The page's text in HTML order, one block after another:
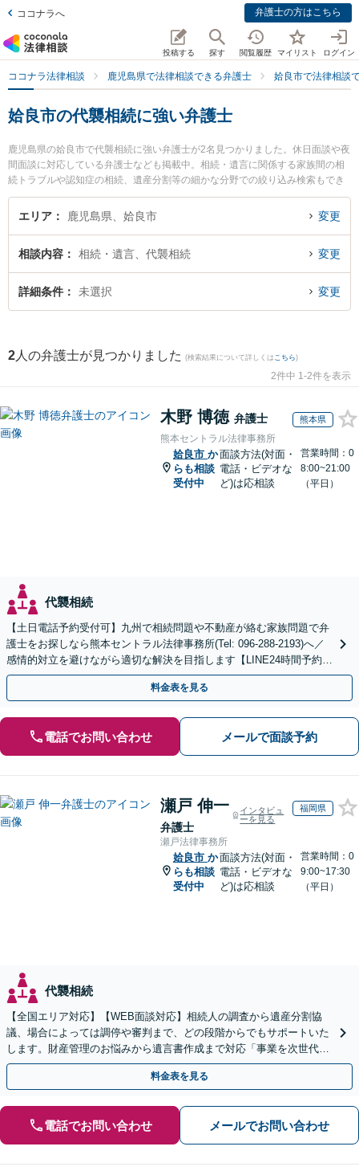
ココナラへ 弁護士の方はこちら
投稿する 探す 閲覧履歴 マイリスト ログイン
ココナラ法律相談 鹿児島県で法律相談できる弁護士 姶良市で法律相談
姶良市の代襲相続に強い弁護士
鹿児島県の姶良市で代襲相続に強い弁護士が2名見つかりました。休日面談や夜
間面談に対応している弁護士なども掲載中。相続・遺言に関係する家族間の相
続トラブルや認知症の相続、遺産分割等の細かな分野での絞り込み検索もでき
便利です。特に宮路法律事務所の宮路 真行弁護士やかじき法律事務所の竹山 真
美弁護士のプロフィール情報や弁護士費用、強みなどが注目されています。
『初回相談無料で代襲相続を法律相談できる姶良市内の弁護士に相談予約した
い』などでお困りの相談者さんにおすすめです。
エリア 鹿児島県、姶良市 変更
相談内容 相続・遺言、代襲相続 変更
詳細条件 未選択 変更
2 人の弁護士が見つかりました (検索結果について詳しくは こちら)
2件中 1-2件を表示
木野 博徳 弁護士 熊本県
熊本セントラル法律事務所
姶良市 か
らも相談
受付中
面談方法(対面・
電話・ビデオな
ど)は応相談
営業時間：0
8:00~21:00
（平日）
代襲相続
【土日電話予約受付可】九州で相続問題や不動産が絡む家族問題で弁
護士をお探しなら熊本セントラル法律事務所(Tel: 096-288-2193)へ／
感情的対立を避けながら適切な解決を目指します【LINE24時間予約受
付可】【休日・夜間相談可】
料金表を見る
電話でお問い合わせ メールで面談予約
瀬戸 伸一
弁護士
インタビュ
ーを見る
福岡県
瀬戸法律事務所
姶良市 か
らも相談
受付中
面談方法(対面・
電話・ビデオな
ど)は応相談
営業時間：0
9:00~17:30
（平日）
代襲相続
【全国エリア対応】【WEB面談対応】相続人の調査から遺産分割協
議、場合によっては調停や審判まで、どの段階からでもサポートいた
します。財産管理のお悩みから遺言書作成まで対応「事業を次世代に
引き継ぐ安心の事業承継をサポート」【完全個室相談】
料金表を見る
電話でお問い合わせ メールでお問い合わせ